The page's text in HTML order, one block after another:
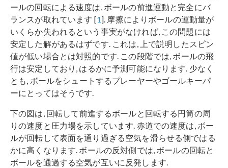
ールの回転による速度は, ボールの前進運動と完全にバ
ランスが取れています [1]. 摩擦によりボールの運動量が
いくらか失われるという事実がなければ, この問題には
安定した解があるはずです. これは, 上で説明したスピン
値が低い場合とは対照的です. この段階では, ボールの飛
行は安定しており, はるかに予測可能になります. 少なく
とも, ボールをシュートするプレーヤーやゴールキーパ
ーにとってはそうです.
下の図は, 回転して前進するボールと回転する円筒の周
りの速度と圧力場を示しています. 赤道での速度は, ボー
ルが回転して表面を通り過ぎる空気を滑らせる側ではる
かに高くなります. ボールの反対側では, ボールの回転と
ボールを通過する空気が互いに反発します.